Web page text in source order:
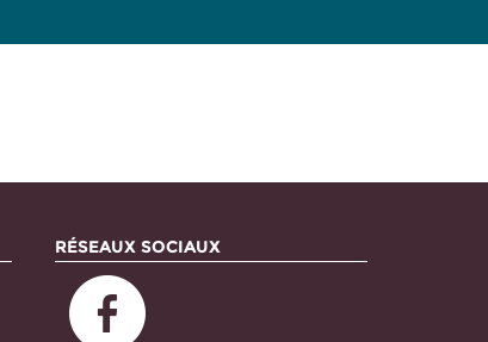
RÉSEAUX SOCIAUX